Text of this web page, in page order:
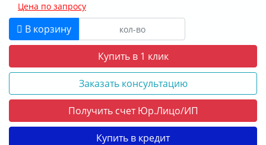
КОНТАКТЫ
О КОМПАНИИ
Цена по запросу
В корзину
Купить в 1 клик
Заказать консультацию
Получить счет Юр.Лицо/ИП
Купить в кредит